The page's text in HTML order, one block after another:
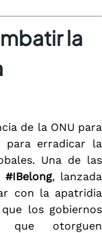
la
de la ONU para
para erradicar la
Una de las
#IBelong, lanzada
con la apatridia
los gobiernos
que otorguen